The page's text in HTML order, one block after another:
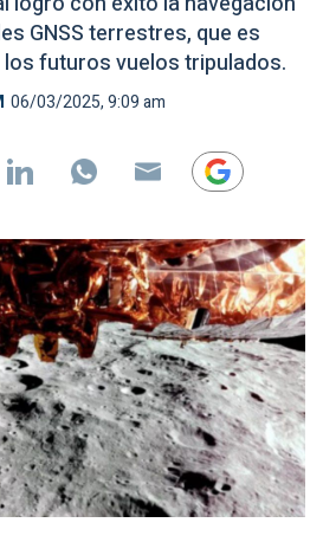
GNSS terrestres, que es
futuros vuelos tripulados.
06/03/2025, 9:09 am